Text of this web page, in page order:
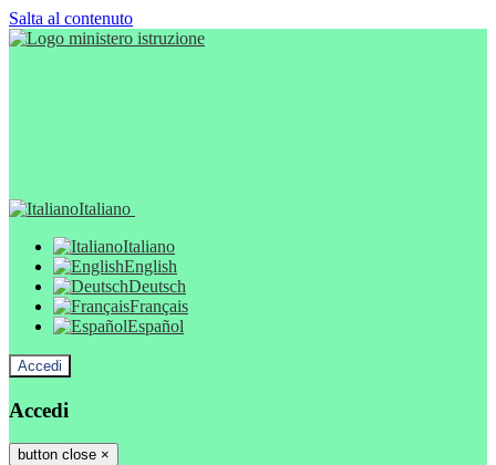
Salta al contenuto
Italiano
Italiano
English
Deutsch
Français
Español
Accedi
Accedi
button close ×